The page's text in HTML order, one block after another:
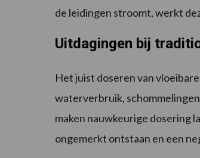
de leidingen stroomt, werkt
Uitdagingen bij
Het juist doseren van
waterverbruik,
maken nauwkeurige dosering
ongemerkt ontstaan en een